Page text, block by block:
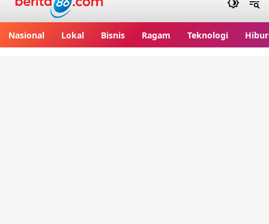
Nasional Lokal Bisnis Ragam Teknologi